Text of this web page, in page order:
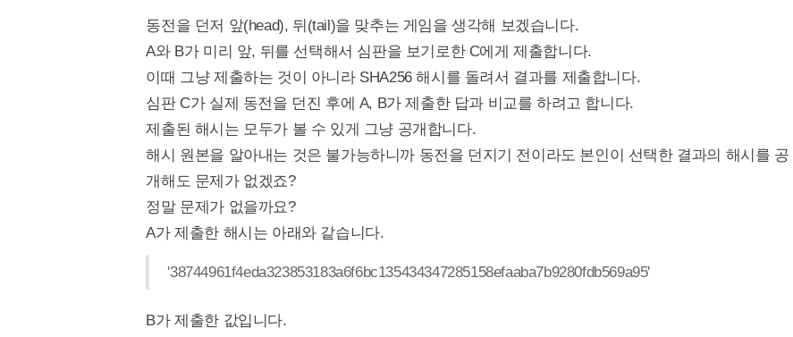
동전을 던저 앞(head), 뒤(tail)을 맞추는 게임을 생각해 보겠습니다.
A와 B가 미리 앞, 뒤를 선택해서 심판을 보기로한 C에게 제출합니다.
이때 그냥 제출하는 것이 아니라 SHA256 해시를 돌려서 결과를 제출합니다.
심판 C가 실제 동전을 던진 후에 A, B가 제출한 답과 비교를 하려고 합니다.
제출된 해시는 모두가 볼 수 있게 그냥 공개합니다.
해시 원본을 알아내는 것은 불가능하니까 동전을 던지기 전이라도 본인이 선택한 결과의 해시를 공
개해도 문제가 없겠죠?
정말 문제가 없을까요?
A가 제출한 해시는 아래와 같습니다.
'38744961f4eda323853183a6f6bc135434347285158efaaba7b9280fdb569a95'
B가 제출한 값입니다.